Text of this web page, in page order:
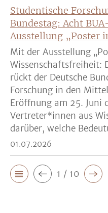
Studentische
Bundestag: Acht
Ausstellung „Poster
Mit der Ausstellung
Wissenschaftsfreiheit:
rückt der Deutsche
Forschung in den
Eröffnung am 25. Juni
Vertreter*innen aus
darüber, welche
01.07.2026
1 / 10